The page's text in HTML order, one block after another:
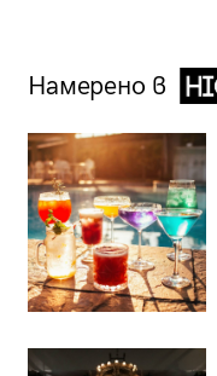
Намерено в